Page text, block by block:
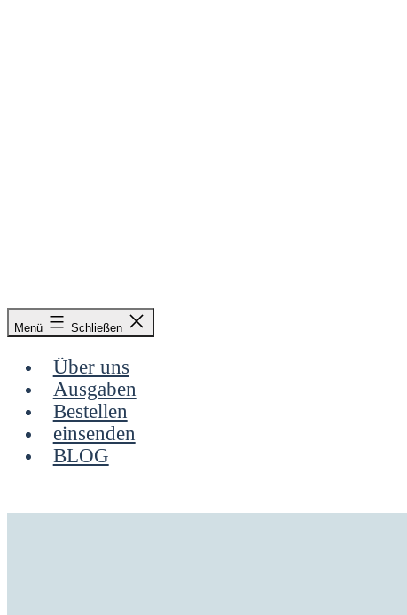
&
Radieschen
Menü Schließen
Über uns
Ausgaben
Bestellen
einsenden
BLOG